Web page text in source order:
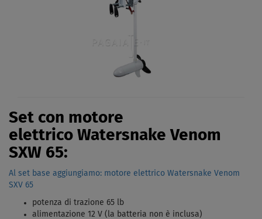
Set con motore
elettrico Watersnake Venom
SXW 65:
Al set base aggiungiamo: motore elettrico Watersnake Venom
SXV 65
potenza di trazione 65 lb
alimentazione 12 V (la batteria non è inclusa)